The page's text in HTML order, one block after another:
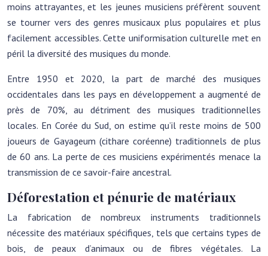
moins attrayantes, et les jeunes musiciens préfèrent souvent
se tourner vers des genres musicaux plus populaires et plus
facilement accessibles. Cette uniformisation culturelle met en
péril la diversité des musiques du monde.
Entre 1950 et 2020, la part de marché des musiques
occidentales dans les pays en développement a augmenté de
près de 70%, au détriment des musiques traditionnelles
locales. En Corée du Sud, on estime qu’il reste moins de 500
joueurs de Gayageum (cithare coréenne) traditionnels de plus
de 60 ans. La perte de ces musiciens expérimentés menace la
transmission de ce savoir-faire ancestral.
Déforestation et pénurie de matériaux
La fabrication de nombreux instruments traditionnels
nécessite des matériaux spécifiques, tels que certains types de
bois, de peaux d’animaux ou de fibres végétales. La